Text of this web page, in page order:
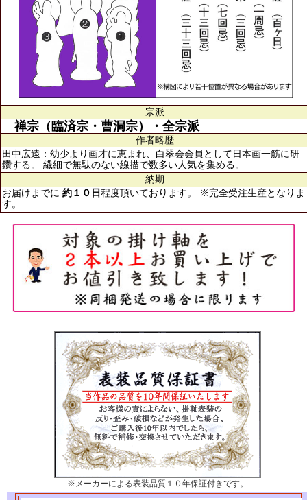
宗派
禅宗（臨済宗・曹洞宗）・全宗派
作者略歴
田中広遠：幼少より画才に恵まれ、白翠会会員として日本画一筋に研
鑽する。 繊細で無駄のない線描で数多い人気を集める。
納期
お届けまでに 約１０日 程度頂いております。 ※完全受注生産となりま
す。
※メーカーによる表装品質１０年保証付きです。